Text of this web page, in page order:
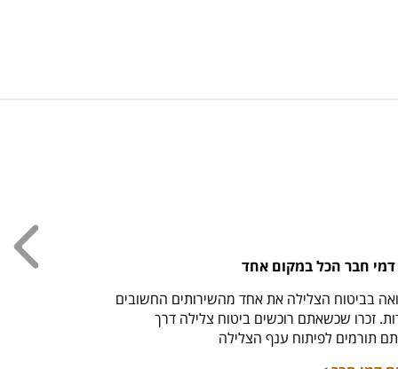
חבר הכל במקום אחד
בביטוח הצלילה את אחד מהשירותים החשובים
זכרו שכשאתם רוכשים ביטוח צלילה דרך
תורמים לפיתוח ענף הצלילה